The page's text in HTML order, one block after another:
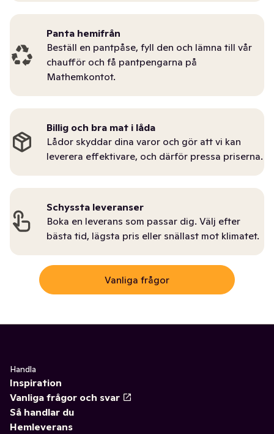
Panta hemifrån
Beställ en pantpåse, fyll den och lämna till vår
chaufför och få pantpengarna på
Mathemkontot.
Billig och bra mat i låda
Lådor skyddar dina varor och gör att vi kan
leverera effektivare, och därför pressa priserna.
Schyssta leveranser
Boka en leverans som passar dig. Välj efter
bästa tid, lägsta pris eller snällast mot klimatet.
Vanliga frågor
Handla
Inspiration
Vanliga frågor och svar
Så handlar du
Hemleverans